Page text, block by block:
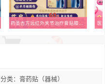
药圣古方远红外关节治疗膏贴膝盖疼痛滑膜炎肿胀积液半月板损伤 医
分类：膏药贴（器械）